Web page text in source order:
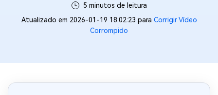
5 minutos de leitura
Atualizado em 2026-01-19 18:02:23 para Corrigir Vídeo
Corrompido